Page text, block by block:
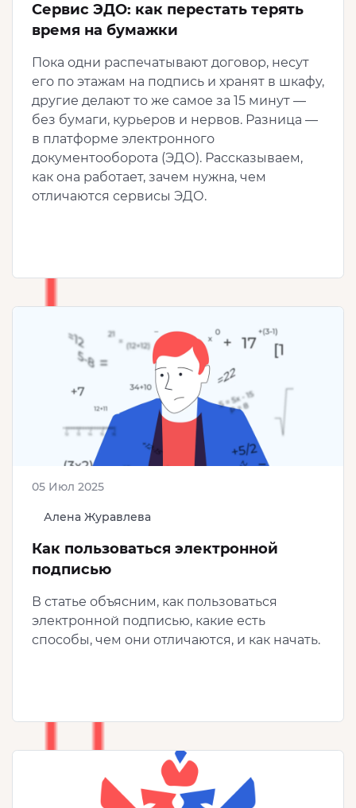
Сервис ЭДО: как перестать терять
время на бумажки
Пока одни распечатывают договор, несут
его по этажам на подпись и хранят в шкафу,
другие делают то же самое за 15 минут —
без бумаги, курьеров и нервов. Разница —
в платформе электронного
документооборота (ЭДО). Рассказываем,
как она работает, зачем нужна, чем
отличаются сервисы ЭДО.
Алена Журавлева
05 Июл 2025
Как пользоваться электронной
подписью
В статье объясним, как пользоваться
электронной подписью, какие есть
способы, чем они отличаются, и как начать.